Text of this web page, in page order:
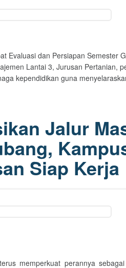
Evaluasi dan Persiapan Semester
Lantai 3, Jurusan Pertanian,
kependidikan guna
Jalur
Siap Kerja
memperkuat perannya